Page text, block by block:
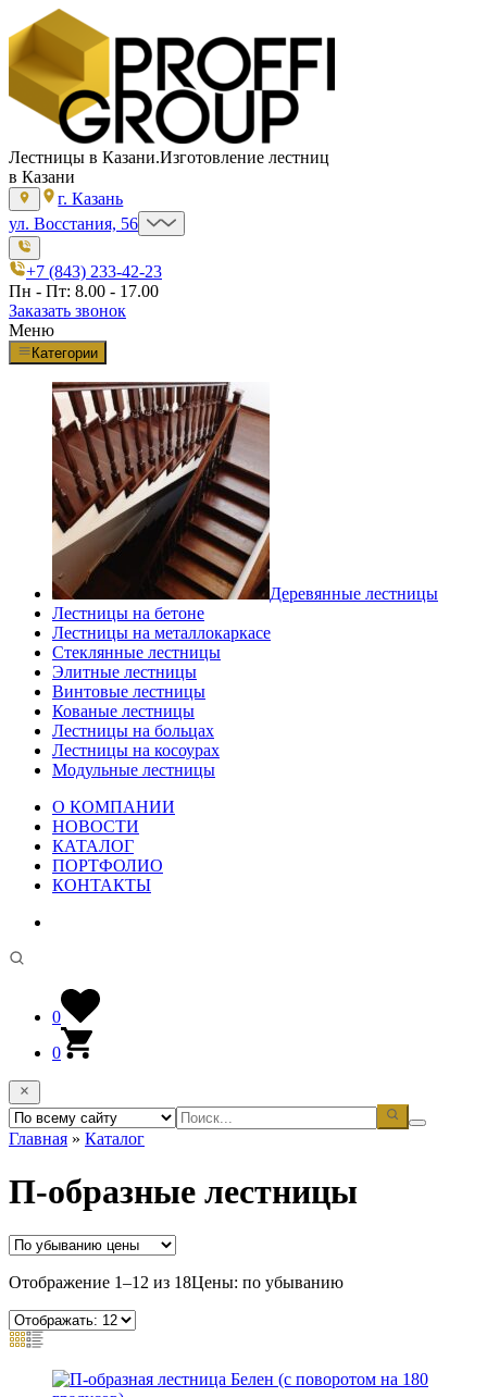
Лестницы в Казани.Изготовление лестниц
в Казани
г. Казань
ул. Восстания, 56
+7 (843) 233-42-23
Пн - Пт: 8.00 - 17.00
Заказать звонок
Меню
Категории
Деревянные лестницы
Лестницы на бетоне
Лестницы на металлокаркасе
Стеклянные лестницы
Элитные лестницы
Винтовые лестницы
Кованые лестницы
Лестницы на больцах
Лестницы на косоурах
Модульные лестницы
О КОМПАНИИ
НОВОСТИ
КАТАЛОГ
ПОРТФОЛИО
КОНТАКТЫ
0
0
Главная » Каталог
П-образные лестницы
Отображение 1–12 из 18Цены: по убыванию